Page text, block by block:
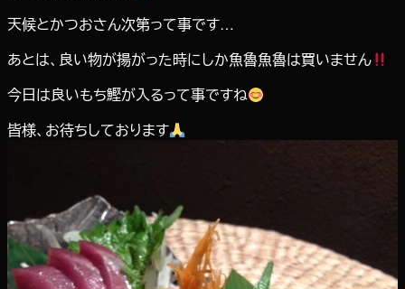
天候とかつおさん次第って事です…
あとは、良い物が揚がった時にしか魚魯魚魯は買いません
今日は良いもち鰹が入るって事ですね
皆様、お待ちしております